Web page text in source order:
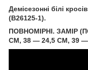
Демісезонні білі
(B26125-1).
ПОВНОМІРНІ. ЗАМІР
СМ, 38 — 24,5 СМ, 39